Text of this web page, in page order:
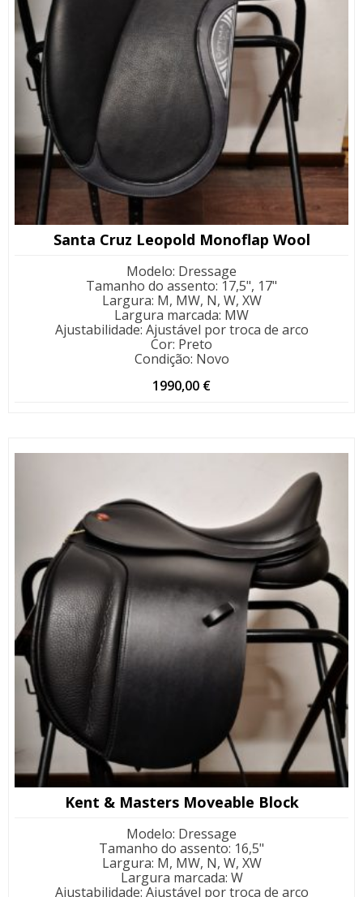
Santa Cruz Leopold Monoflap Wool
Modelo: Dressage
Tamanho do assento: 17,5", 17"
Largura: M, MW, N, W, XW
Largura marcada: MW
Ajustabilidade: Ajustável por troca de arco
Cor: Preto
Condição: Novo
1990,00 €
Kent & Masters Moveable Block
Modelo: Dressage
Tamanho do assento: 16,5"
Largura: M, MW, N, W, XW
Largura marcada: W
Ajustabilidade: Ajustável por troca de arco